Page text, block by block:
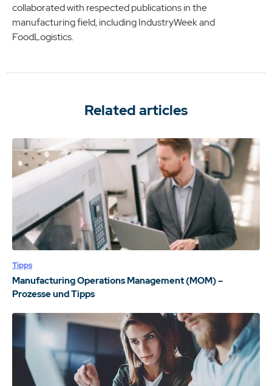
collaborated with respected publications in the
manufacturing field, including IndustryWeek and
FoodLogistics.
Related articles
Tipps
Manufacturing Operations Management (MOM) –
Prozesse und Tipps